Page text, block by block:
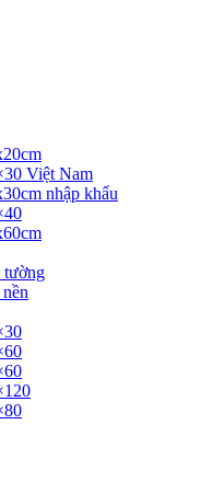
Việt Nam
nhập khẩu
tường